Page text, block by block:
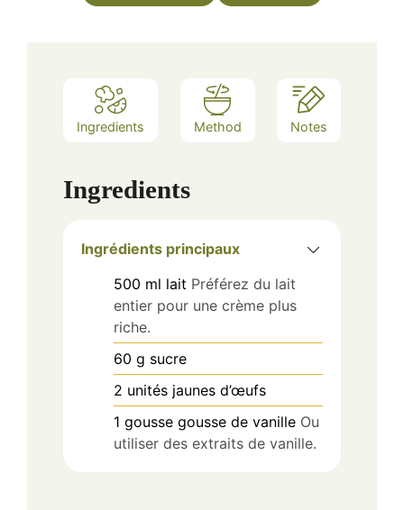
Ingredients Method Notes
Ingredients
Ingrédients principaux
500 ml lait Préférez du lait
entier pour une crème plus
riche.
60 g sucre
2 unités jaunes d’œufs
1 gousse gousse de vanille Ou
utiliser des extraits de vanille.